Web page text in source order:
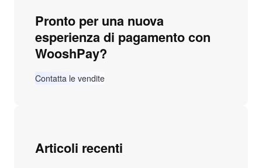
Pronto per una nuova
esperienza di pagamento con
WooshPay?
Contatta le vendite
Articoli recenti